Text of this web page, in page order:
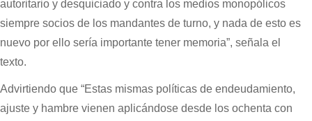
autoritario y desquiciado y contra los medios monopólicos
siempre socios de los mandantes de turno, y nada de esto es
nuevo por ello sería importante tener memoria”, señala el
texto.
Advirtiendo que “Estas mismas políticas de endeudamiento,
ajuste y hambre vienen aplicándose desde los ochenta con